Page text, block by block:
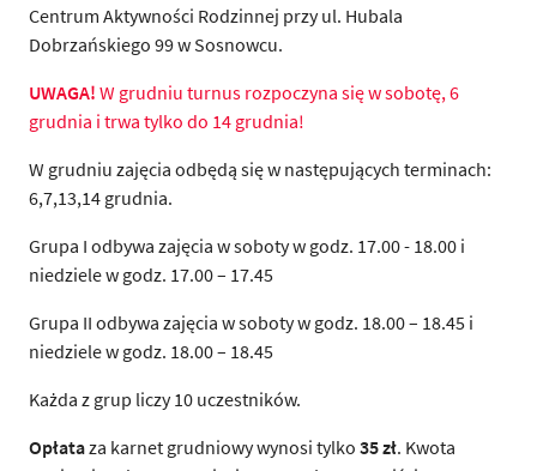
Centrum Aktywności Rodzinnej przy ul. Hubala
Dobrzańskiego 99 w Sosnowcu.
UWAGA! W grudniu turnus rozpoczyna się w sobotę, 6
grudnia i trwa tylko do 14 grudnia!
W grudniu zajęcia odbędą się w następujących terminach:
6,7,13,14 grudnia.
Grupa I odbywa zajęcia w soboty w godz. 17.00 - 18.00 i
niedziele w godz. 17.00 – 17.45
Grupa II odbywa zajęcia w soboty w godz. 18.00 – 18.45 i
niedziele w godz. 18.00 – 18.45
Każda z grup liczy 10 uczestników.
Opłataza karnet grudniowy wynosi tylko 35 zł. Kwota